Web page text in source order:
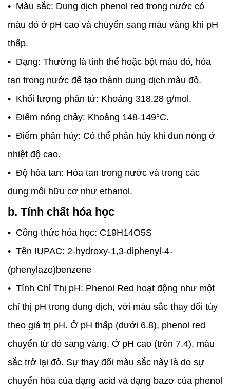
• Màu sắc: Dung dịch phenol red trong nước có
màu đỏ ở pH cao và chuyển sang màu vàng khi pH
thấp.
• Dạng: Thường là tinh thể hoặc bột màu đỏ, hòa
tan trong nước để tạo thành dung dịch màu đỏ.
• Khối lượng phân tử: Khoảng 318.28 g/mol.
• Điểm nóng chảy: Khoảng 148-149°C.
• Điểm phân hủy: Có thể phân hủy khi đun nóng ở
nhiệt độ cao.
• Độ hòa tan: Hòa tan trong nước và trong các
dung môi hữu cơ như ethanol.
b. Tính chất hóa học
• Công thức hóa học: C19​H14​O5​S
• Tên IUPAC: 2-hydroxy-1,3-diphenyl-4-
(phenylazo)benzene
• Tính Chỉ Thị pH: Phenol Red hoạt động như một
chỉ thị pH trong dung dịch, với màu sắc thay đổi tùy
theo giá trị pH. Ở pH thấp (dưới 6.8), phenol red
chuyển từ đỏ sang vàng. Ở pH cao (trên 7.4), màu
sắc trở lại đỏ. Sự thay đổi màu sắc này là do sự
chuyển hóa của dạng acid và dạng bazơ của phenol